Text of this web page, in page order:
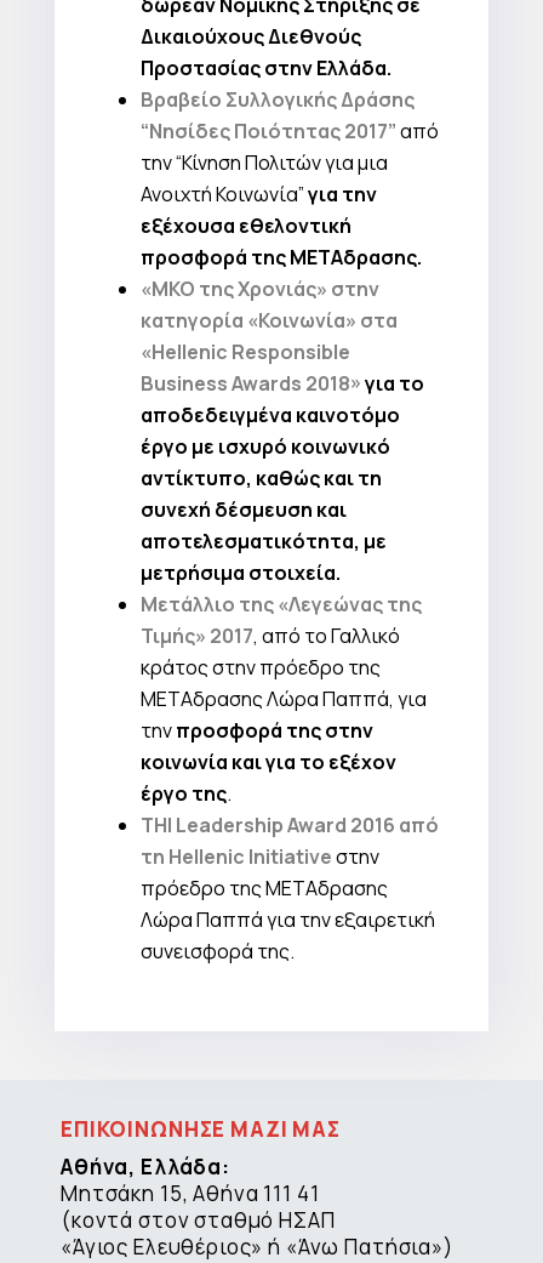
Δικαιούχους Διεθνούς
Προστασίας στην Ελλάδα.
Βραβείο Συλλογικής Δράσης
“Νησίδες Ποιότητας 2017”από
την “Κίνηση Πολιτών για μια
Ανοιχτή Κοινωνία”για την
εξέχουσα εθελοντική
προσφορά της ΜΕΤΑδρασης.
«ΜΚΟ της Χρονιάς» στην
κατηγορία «Κοινωνία» στα
«Hellenic Responsible
Business Awards 2018»για το
αποδεδειγμένα καινοτόμο
έργο με ισχυρό κοινωνικό
αντίκτυπο, καθώς και τη
συνεχή δέσμευση και
αποτελεσματικότητα, με
μετρήσιμα στοιχεία.
Μετάλλιο της «Λεγεώνας της
Τιμής» 2017, από το Γαλλικό
κράτος στην πρόεδρο της
ΜΕΤΑδρασης Λώρα Παππά, για
τηνπροσφορά της στην
κοινωνία και για το εξέχον
έργο της.
THI Leadership Award 2016 από
τη Hellenic Initiativeστην
πρόεδρο της ΜΕΤΑδρασης
Λώρα Παππά για την εξαιρετική
συνεισφορά της.
ΕΠΙΚΟΙΝΩΝΗΣΕ ΜΑΖΙ ΜΑΣ
Αθήνα, Ελλάδα:
Μητσάκη 15, Αθήνα 111 41
(κοντά στον σταθμό ΗΣΑΠ
«Άγιος Ελευθέριος» ή «Άνω Πατήσια»)